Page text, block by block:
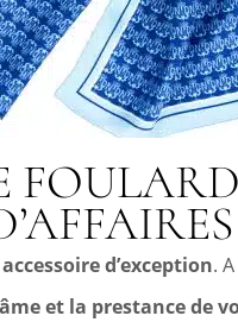
d’exception.
et la prestance de